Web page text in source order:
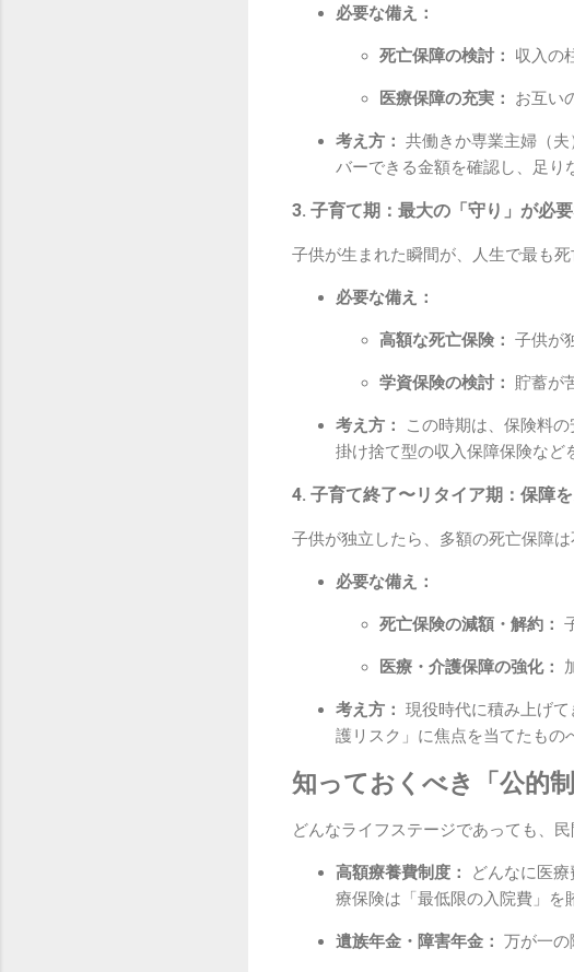
必要な備え：
死亡保障の検討： 収入の
医療保障の充実： お互い
考え方： 共働きか専業主婦（
バーできる金額を確認し、足り
3. 子育て期：最大の「守り」が必
子供が生まれた瞬間が、人生で最も
必要な備え：
高額な死亡保険： 子供が
学資保険の検討： 貯蓄が
考え方：
この時期は、保険料
掛け捨て型の収入保障保険など
4. 子育て終了〜リタイア期：保障
子供が独立したら、多額の死亡保障
必要な備え：
死亡保険の減額・解約：
医療・介護保障の強化：
考え方： 現役時代に積み上げ
護リスク」に焦点を当てたもの
知っておくべき「公的
どんなライフステージであっても、
高額療養費制度：
どんなに医
療保険は「最低限の入院費」を
遺族年金・障害年金： 万が一の